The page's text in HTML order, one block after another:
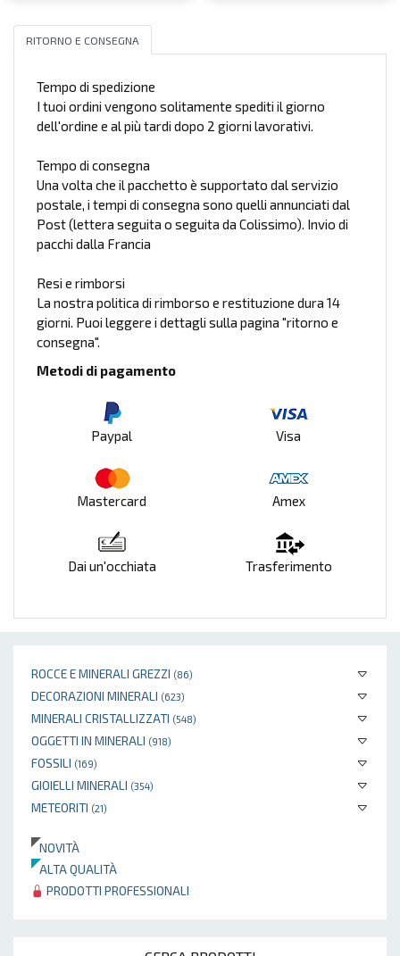
ROCCE E MINERALI GREZZI (86)
DECORAZIONI MINERALI (623)
MINERALI CRISTALLIZZATI (548)
OGGETTI IN MINERALI (918)
FOSSILI (169)
GIOIELLI MINERALI (354)
METEORITI (21)
NOVITÀ
ALTA QUALITÀ
PRODOTTI PROFESSIONALI
RITORNO E CONSEGNA
Tempo di spedizione
I tuoi ordini vengono solitamente spediti il giorno
dell'ordine e al più tardi dopo 2 giorni lavorativi.
Tempo di consegna
Una volta che il pacchetto è supportato dal servizio
postale, i tempi di consegna sono quelli annunciati dal
Post (lettera seguita o seguita da Colissimo). Invio di
pacchi dalla Francia
Resi e rimborsi
La nostra politica di rimborso e restituzione dura 14
giorni. Puoi leggere i dettagli sulla pagina "ritorno e
consegna".
Metodi di pagamento
Paypal Visa
Mastercard Amex
Dai un'occhiata Trasferimento